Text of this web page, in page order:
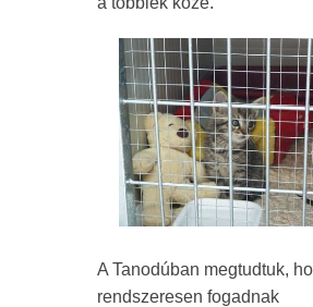
A Tanodúban megtudtuk,
rendszeresen fogadnak